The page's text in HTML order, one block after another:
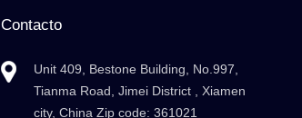
Contacto
Unit 409, Bestone Building, No.997,
Tianma Road, Jimei District , Xiamen
city, China Zip code: 361021